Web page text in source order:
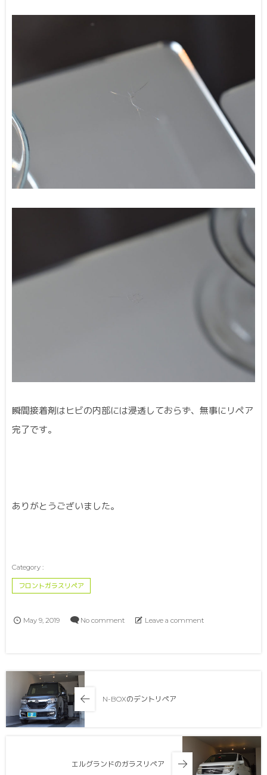
瞬間接着剤はヒビの内部には浸透しておらず、無事にリペア
完了です。
ありがとうございました。
フロントガラスリペア
May 9,2019 No comment Leave a comment
N-BOXのデントリペア
エルグランドのガラスリペア